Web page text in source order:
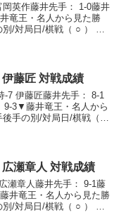
英作藤井先手： 1-0藤井
竜王・名人から見た勝
/対局日/棋戦（ ○ ） 先
藤匠 対戦成績
-7 伊藤匠藤井先手： 8-1
9-3▼藤井竜王・名人から
後手の別/対局日/棋戦（ ○
瀬章人 対戦成績
瀬章人藤井先手： 9-1藤
井竜王・名人から見た勝
別/対局日/棋戦（ ○ ） 先